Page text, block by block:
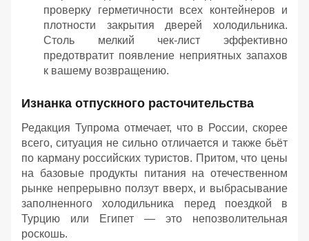
проверку герметичности всех контейнеров и
плотности закрытия дверей холодильника.
Столь мелкий чек-лист эффективно
предотвратит появление неприятных запахов
к вашему возвращению.
Изнанка отпускного расточительства
Редакция Тупрома отмечает, что в России, скорее
всего, ситуация не сильно отличается и также бьёт
по карману российских туристов. Притом, что цены
на базовые продукты питания на отечественном
рынке непрерывно ползут вверх, и выбрасывание
заполненного холодильника перед поездкой в
Турцию или Египет — это непозволительная
роскошь.